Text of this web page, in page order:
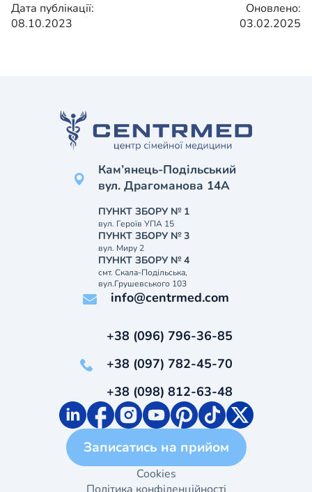
Дата публікації:
08.10.2023
Оновлено:
03.02.2025
Кам’янець-Подільський
вул. Драгоманова 14А
ПУНКТ ЗБОРУ № 1
вул. Героїв УПА 15
ПУНКТ ЗБОРУ № 3
вул. Миру 2
ПУНКТ ЗБОРУ № 4
смт. Скала-Подільська,
вул.Грушевського 103
info@centrmed.com
+38 (096) 796-36-85
+38 (097) 782-45-70
+38 (098) 812-63-48
Записатись на прийом
Cookies